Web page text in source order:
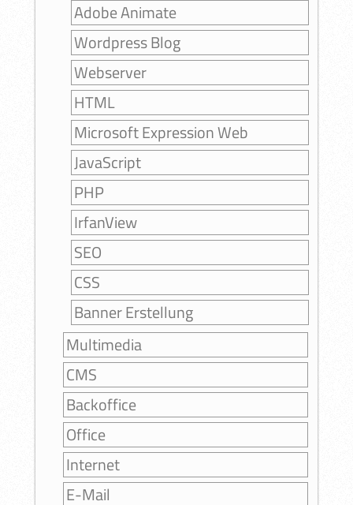
Adobe Animate
Wordpress Blog
Webserver
HTML
Microsoft Expression Web
JavaScript
PHP
IrfanView
SEO
CSS
Banner Erstellung
Multimedia
CMS
Backoffice
Office
Internet
E-Mail